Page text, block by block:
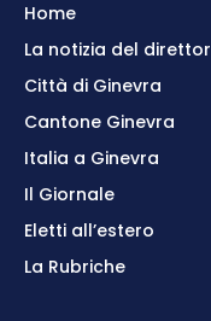
Home
La notizia del
Città di Ginevra
Cantone Ginevra
Italia a Ginevra
Il Giornale
Eletti all’estero
La Rubriche